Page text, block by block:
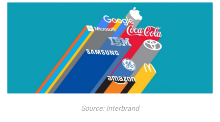
Source: Interbrand